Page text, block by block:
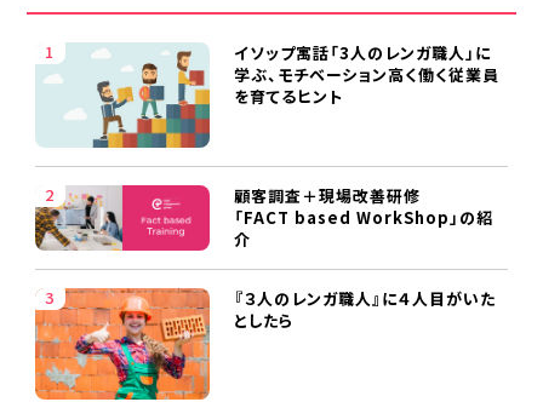
イソップ寓話「3人のレンガ職人」に
学ぶ、モチベーション高く働く従業員
を育てるヒント
顧客調査＋現場改善研修
「FACT based WorkShop」の紹
介
『３人のレンガ職人』に４人目がいた
としたら